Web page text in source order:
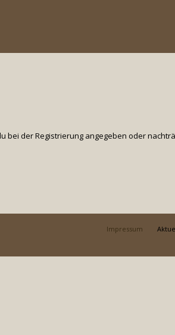
bei der Registrierung angegeben oder
Impressum